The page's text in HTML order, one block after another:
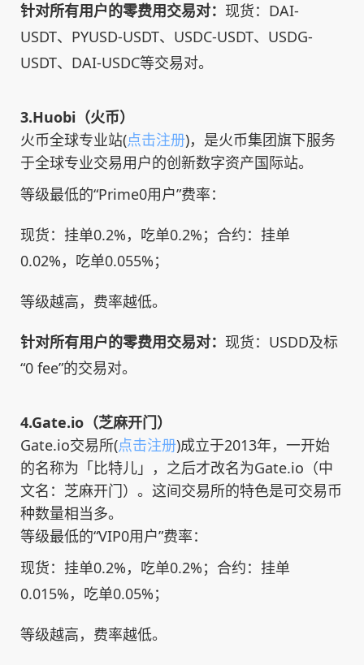
针对所有用户的零费用交易对： 现货：DAI-
USDT、PYUSD-USDT、USDC-USDT、USDG-
USDT、DAI-USDC等交易对。
3.Huobi（火币）
火币全球专业站(点击注册)，是火币集团旗下服务
于全球专业交易用户的创新数字资产国际站。
等级最低的“Prime0用户”费率：
现货：挂单0.2%，吃单0.2%；合约：挂单
0.02%，吃单0.055%；
等级越高，费率越低。
针对所有用户的零费用交易对： 现货：USDD及标
“0 fee”的交易对。
4.Gate.io（芝麻开门）
Gate.io交易所(点击注册)成立于2013年，一开始
的名称为「比特儿」，之后才改名为Gate.io（中
文名：芝麻开门）。这间交易所的特色是可交易币
种数量相当多。
等级最低的“VIP0用户”费率：
现货：挂单0.2%，吃单0.2%；合约：挂单
0.015%，吃单0.05%；
等级越高，费率越低。